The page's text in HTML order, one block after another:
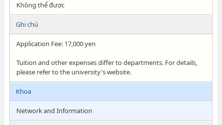
Không thể được
Ghi chú
Application Fee: 17,000 yen
Tuition and other expenses differ to departments. For details,
please refer to the university's website.
Khoa
Network and Information